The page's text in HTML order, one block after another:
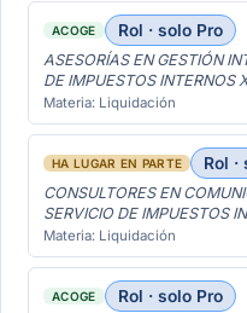
ACOGE Rol · solo Pro
ASESORÍAS EN GESTIÓN
DE IMPUESTOS INTERNOS
Materia: Liquidación
HA LUGAR EN PARTE Rol ·
CONSULTORES EN
SERVICIO DE IMPUESTOS
Materia: Liquidación
ACOGE Rol · solo Pro